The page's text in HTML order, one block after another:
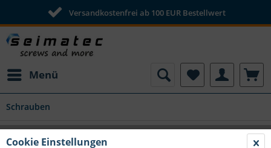
Versandkostenfrei ab 100 EUR Bestellwert
Menü
Schrauben
SPAX Universalschrauben PAN-HEAD PZ-
Cookie Einstellungen